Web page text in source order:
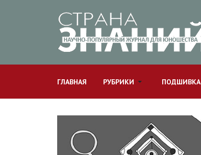
ГЛАВНАЯ РУБРИКИ ПОДШИВКА